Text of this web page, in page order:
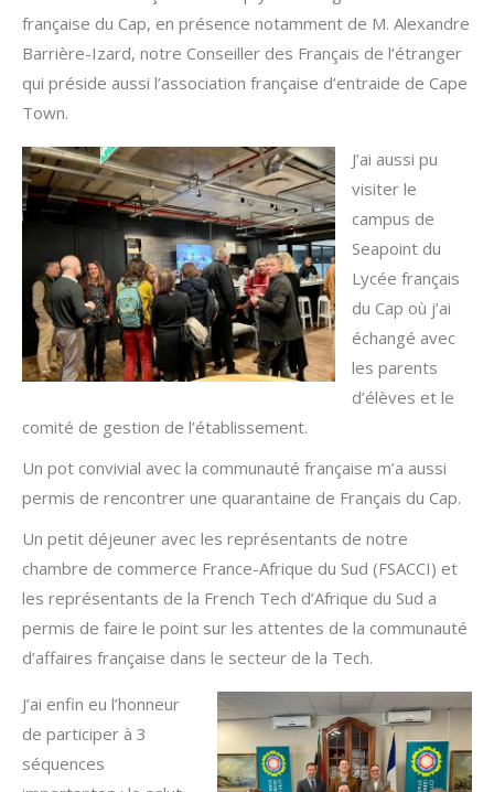
française du Cap, en présence notamment de M. Alexandre
Barrière-Izard, notre Conseiller des Français de l’étranger
qui préside aussi l’association française d’entraide de Cape
Town.
J’ai aussi pu
visiter le
campus de
Seapoint du
Lycée français
du Cap où j’ai
échangé avec
les parents
d’élèves et le
comité de gestion de l’établissement.
Un pot convivial avec la communauté française m’a aussi
permis de rencontrer une quarantaine de Français du Cap.
Un petit déjeuner avec les représentants de notre
chambre de commerce France-Afrique du Sud (FSACCI) et
les représentants de la French Tech d’Afrique du Sud a
permis de faire le point sur les attentes de la communauté
d’affaires française dans le secteur de la Tech.
J’ai enfin eu l’honneur
de participer à 3
séquences